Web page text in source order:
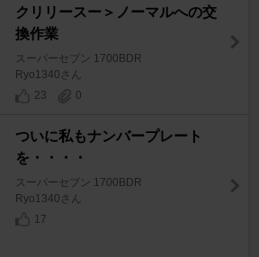
クリリースー＞ノーマルへの交
換作業
スーパーセブン 1700BDR
Ryo1340さん
23
0
ついに私もナンバープレート
を・・・・
スーパーセブン 1700BDR
Ryo1340さん
17